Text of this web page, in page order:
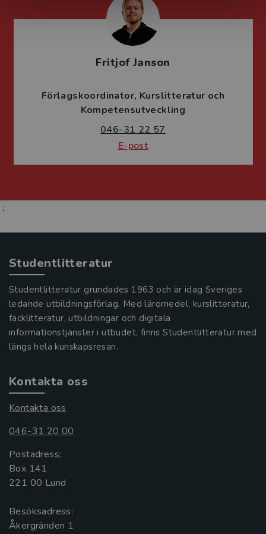
Fritjof Janson
Förlagskoordinator Kurslitteratur och
Kompetensutveckling
046-31 22 57
E-post
;
Studentlitteratur
Studentlitteratur grundades 1963 och är idag Sveriges
ledande utbildningsförlag. Med läromedel, kurslitteratur,
facklitteratur, utbildningar och digitala
informationstjänster i utbudet, finns Studentlitteratur med
längs hela kunskapsresan.
Kontakta oss
Kontakta oss
046-31 20 00
Postadress:
Box 141
221 00 Lund
Besöksadress:
Åkergränden 1